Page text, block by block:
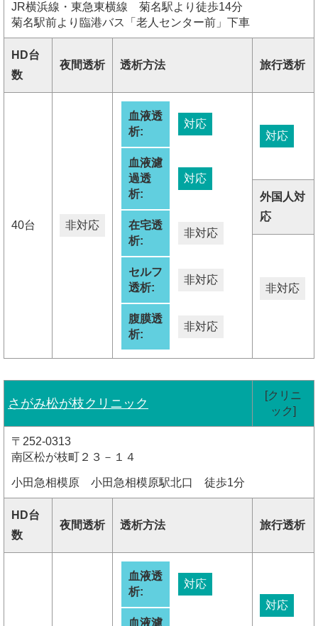
JR横浜線・東急東横線 菊名駅より徒歩14分
菊名駅前より臨港バス「老人センター前」下車
HD台
数
夜間透析 透析方法 旅行透析
40台 非対応
血液透
析:
対応
血液濾
過透
析:
対応
在宅透
析:
非対応
セルフ
透析:
非対応
腹膜透
析:
非対応
対応
外国人対
応
非対応
さがみ松が枝クリニック
[クリニ
ック]
〒252-0313
南区松が枝町２３－１４
小田急相模原 小田急相模原駅北口 徒歩1分
HD台
数
夜間透析 透析方法 旅行透析
血液透
析:
対応
血液濾
対応